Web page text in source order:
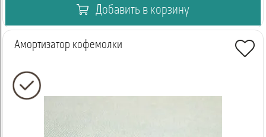
Добавить в корзину
Амортизатор кофемолки